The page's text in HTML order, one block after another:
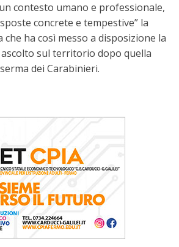
contesto umano e professionale,
concrete e tempestive” la
che ha così messo a disposizione la
sul territorio dopo quella
dei Carabinieri.